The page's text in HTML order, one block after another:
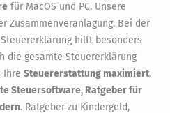
für MacOS und PC. Unsere
Zusammenveranlagung. Bei der
hilft besonders
die gesamte Steuererklärung
Ihre Steuererstattung maximiert.
Steuersoftware, Ratgeber für
. Ratgeber zu Kindergeld,